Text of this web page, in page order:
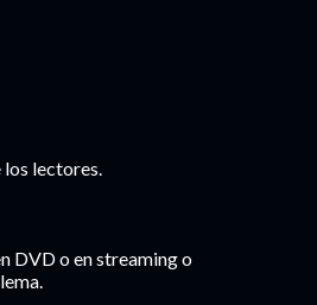
lectores.
DVD o en streaming o